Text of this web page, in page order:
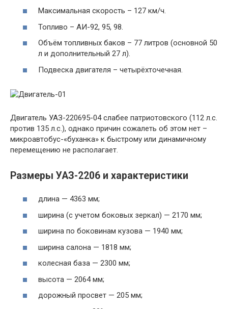
Максимальная скорость – 127 км/ч.
Топливо – АИ-92, 95, 98.
Объём топливных баков – 77 литров (основной 50
л и дополнительный 27 л).
Подвеска двигателя – четырёхточечная.
Двигатель УАЗ-220695-04 слабее патриотовского (112 л.с.
против 135 л.с.), однако причин сожалеть об этом нет –
микроавтобус-«буханка» к быстрому или динамичному
перемещению не располагает.
Размеры УАЗ-2206 и характеристики
длина — 4363 мм;
ширина (с учетом боковых зеркал) — 2170 мм;
ширина по боковинам кузова — 1940 мм;
ширина салона — 1818 мм;
колесная база — 2300 мм;
высота — 2064 мм;
дорожный просвет — 205 мм;